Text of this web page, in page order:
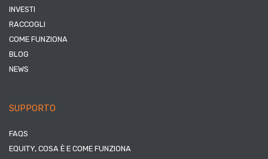
INVESTI
RACCOGLI
COME FUNZIONA
BLOG
NEWS
SUPPORTO
FAQS
EQUITY, COSA È E COME FUNZIONA